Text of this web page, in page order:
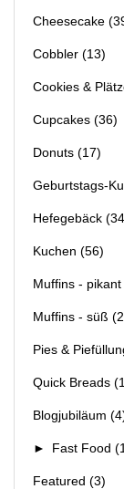
Cheesecake
Cobbler (13)
Cookies &
Cupcakes (36)
Donuts (17)
Geburtstags-
Hefegebäck
Kuchen (56)
Muffins - pikant
Muffins - süß
Pies &
Quick Breads
Blogjubiläum
► Fast Food
Featured (3)